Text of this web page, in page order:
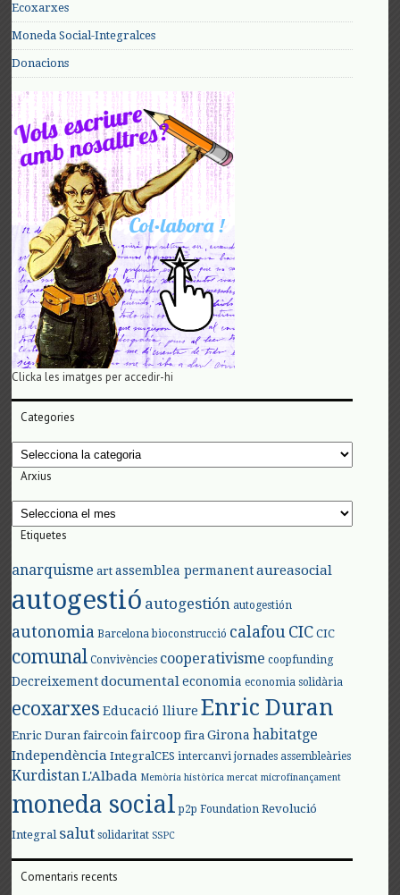
Ecoxarxes
Moneda Social-Integralces
Donacions
Clicka les imatges per accedir-hi
Categories
Categories
Arxius
Arxius
Etiquetes
anarquisme art assemblea permanent aureasocial
autogestió autogestión autogestión
autonomia Barcelona bioconstrucció calafouCIC CIC
comunal Convivències cooperativisme coopfunding
Decreixement documental economia economia solidària
ecoxarxes Educació lliure Enric Duran
Enric Duran faircoin faircoop fira Girona habitatge
Independència IntegralCES intercanvi jornades assembleàries
KurdistanL'Albada Memòria històrica mercat microfinançament
moneda social p2p Foundation Revolució
Integral salut solidaritat SSPC
Comentaris recents